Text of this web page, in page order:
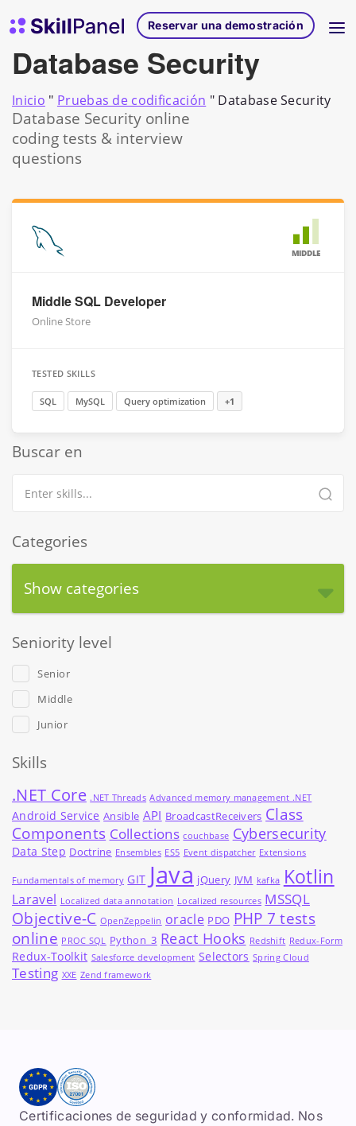
Página de inicio de SkillPanelReservar una demostración
Database Security
Inicio " Pruebas de codificación " Database Security
Database Security online
coding tests & interview
questions
MIDDLE
Middle SQL Developer
Online Store
TESTED SKILLS
SQL MySQL Query optimization +1
Buscar en
Categories
Show categories
Seniority level
Senior
Middle
Junior
Skills
.NET Core .NET Threads Advanced memory management .NET
Android Service Ansible API BroadcastReceivers Class
Components Collections couchbase Cybersecurity
Data Step Doctrine Ensembles ES5 Event dispatcher Extensions
Fundamentals of memory GIT Java jQuery JVM kafka Kotlin
Laravel Localized data annotation Localized resources MSSQL
Objective-C OpenZeppelin oracle PDO PHP 7 tests
online PROC SQL Python_3 React Hooks Redshift Redux-Form
Redux-Toolkit Salesforce development Selectors Spring Cloud
Testing XXE Zend framework
Certificaciones de seguridad y conformidad. Nos